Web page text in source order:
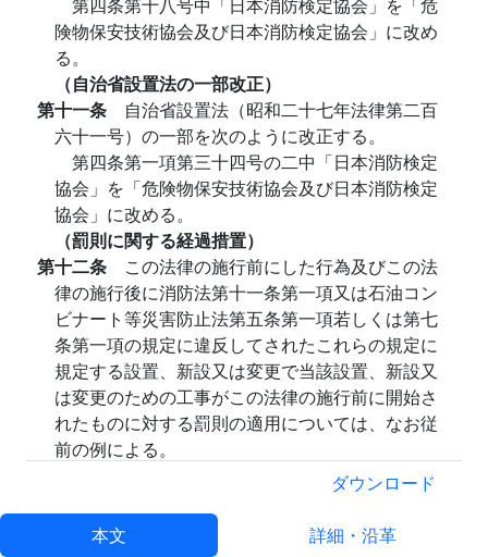
険物保安技術協会及び日本消防検定協会」に改め
る。
（自治省設置法の一部改正）
第十一条 自治省設置法（昭和二十七年法律第二百
六十一号）の一部を次のように改正する。
第四条第一項第三十四号の二中「日本消防検定
協会」を「危険物保安技術協会及び日本消防検定
協会」に改める。
（罰則に関する経過措置）
第十二条 この法律の施行前にした行為及びこの法
律の施行後に消防法第十一条第一項又は石油コン
ビナート等災害防止法第五条第一項若しくは第七
条第一項の規定に違反してされたこれらの規定に
規定する設置、新設又は変更で当該設置、新設又
は変更のための工事がこの法律の施行前に開始さ
れたものに対する罰則の適用については、なお従
前の例による。
法務大臣 稻葉修
通商産業大臣 河本敏夫
ダウンロード
本文 詳細・沿革